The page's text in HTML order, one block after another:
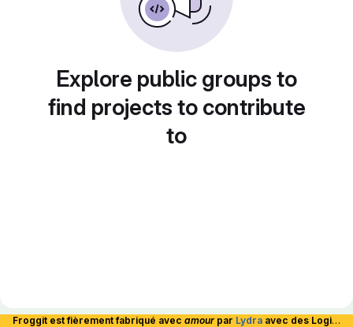
Explore public groups to
find projects to contribute
to
Froggit est fièrement fabriqué avec amour par Lydra avec des Logiciels Libres et hébergé en